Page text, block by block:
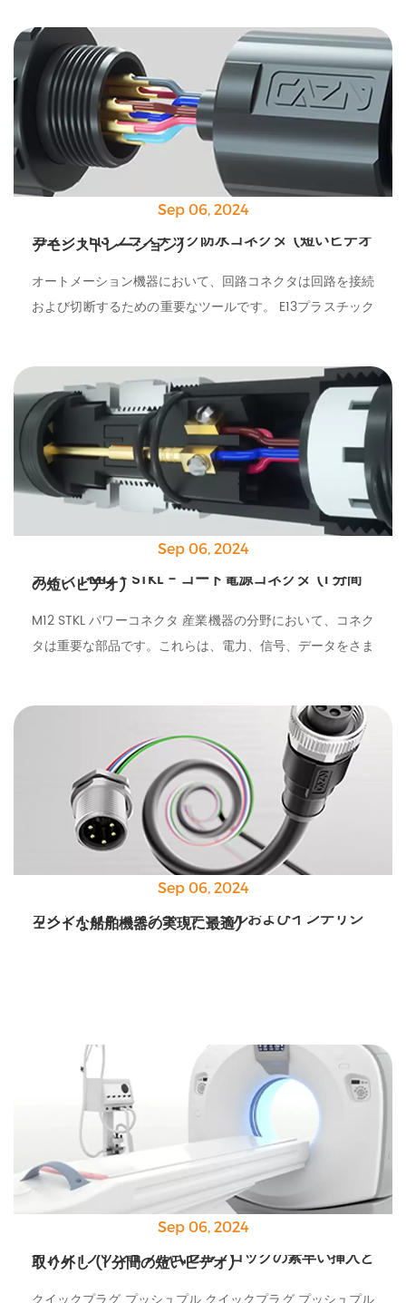
Sep 06, 2024
カズン | E13 プラスチック防水コネクタ (短いビデオ
デモンストレーション)
オートメーション機器において、回路コネクタは回路を接続
および切断するための重要なツールです。 E13プラスチック
Sep 06, 2024
カズン | M12 - STKL - コード電源コネクタ (1 分間
の短いビデオ)
M12 STKL パワーコネクタ 産業機器の分野において、コネク
タは重要な部品です。これらは、電力、信号、データをさま
Sep 06, 2024
カズン | 7/8 コネクタ (デジタルおよびインテリジ
ェントな船舶機器の実現に最適)
Sep 06, 2024
カズン |プッシュプル式セルフロックの素早い挿入と
取り外し (1 分間の短いビデオ)